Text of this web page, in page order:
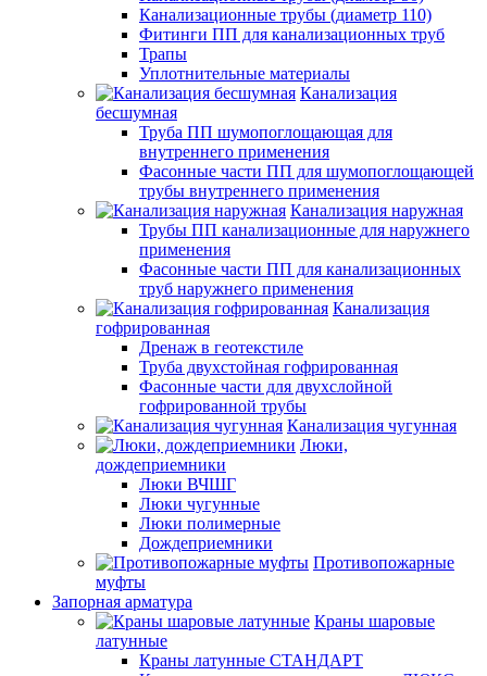
Канализационные трубы (диаметр 110)
Фитинги ПП для канализационных труб
Трапы
Уплотнительные материалы
Канализация
бесшумная
Труба ПП шумопоглощающая для
внутреннего применения
Фасонные части ПП для шумопоглощающей
трубы внутреннего применения
Канализация наружная
Трубы ПП канализационные для наружнего
применения
Фасонные части ПП для канализационных
труб наружнего применения
Канализация
гофрированная
Дренаж в геотекстиле
Труба двухстойная гофрированная
Фасонные части для двухслойной
гофрированной трубы
Канализация чугунная
Люки,
дождеприемники
Люки ВЧШГ
Люки чугунные
Люки полимерные
Дождеприемники
Противопожарные
муфты
Запорная арматура
Краны шаровые
латунные
Краны латунные СТАНДАРТ